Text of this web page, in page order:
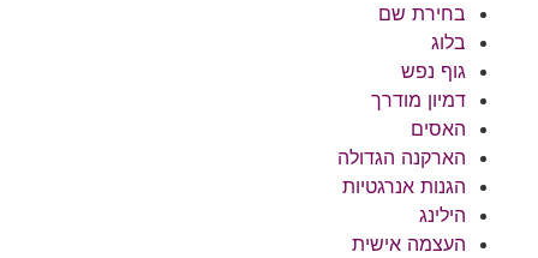
בחירת שם
בלוג
גוף נפש
דמיון מודרך
האסים
הארקנה הגדולה
הגנות אנרגטיות
הילינג
העצמה אישית